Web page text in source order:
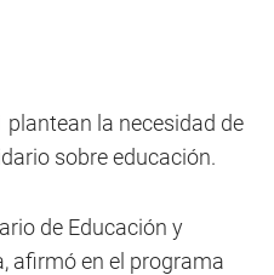
la necesidad de
sobre educación.
de Educación y
afirmó en el programa